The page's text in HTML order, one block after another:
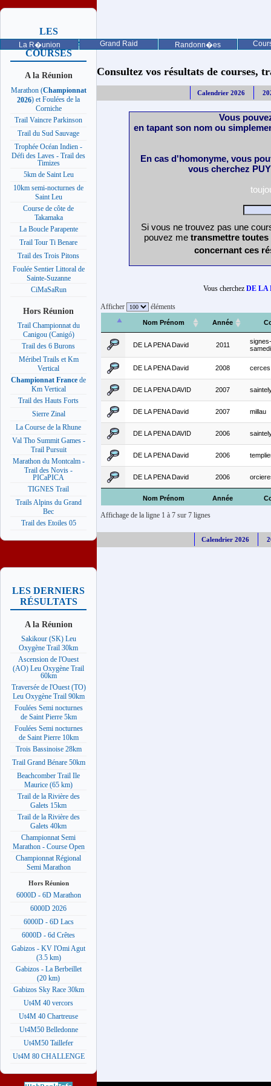
La R�union Grand Raid Randonn�es
LES
PROCHAINES
COURSES
A la Réunion
Marathon (Championnat
2026) et Foulées de la
Corniche
Trail Vaincre Parkinson
Trail du Sud Sauvage
Trophée Océan Indien -
Défi des Laves - Trail des
Timizes
5km de Saint Leu
10km semi-nocturnes de
Saint Leu
Course de côte de
Takamaka
La Boucle Parapente
Trail Tour Ti Benare
Trail des Trois Pitons
Foulée Sentier Littoral de
Sainte-Suzanne
CiMaSaRun
Hors Réunion
Trail Championnat du
Canigou (Canigó)
Trail des 6 Burons
Méribel Trails et Km
Vertical
Championnat France de
Km Vertical
Trail des Hauts Forts
Sierre Zinal
La Course de la Rhune
Val Tho Summit Games -
Trail Pursuit
Marathon du Montcalm -
Trail des Novis -
PICaPICA
TIGNES Trail
Trails Alpins du Grand
Bec
Trail des Etoiles 05
LES DERNIERS
RÉSULTATS
A la Réunion
Sakikour (SK) Leu
Oxygène Trail 30km
Ascension de l'Ouest
(AO) Leu Oxygène Trail
60km
Traversée de l'Ouest (TO)
Leu Oxygène Trail 90km
Foulées Semi nocturnes
de Saint Pierre 5km
Foulées Semi nocturnes
de Saint Pierre 10km
Trois Bassinoise 28km
Trail Grand Bénare 50km
Beachcomber Trail Ile
Maurice (65 km)
Trail de la Rivière des
Galets 15km
Trail de la Rivière des
Galets 40km
Championnat Semi
Marathon - Course Open
Championnat Régional
Semi Marathon
Hors Réunion
6000D - 6D Marathon
6000D 2026
6000D - 6D Lacs
6000D - 6d Crêtes
Gabizos - KV l'Omi Agut
(3.5 km)
Gabizos - La Berbeillet
(20 km)
Gabizos Sky Race 30km
Ut4M 40 vercors
Ut4M 40 Chartreuse
Ut4M50 Belledonne
Ut4M50 Taillefer
Ut4M 80 CHALLENGE
Consultez vos résultats de courses,
Calendrier 2026
Vous
en tapant son nom ou
En cas d'homonyme, vous
vous cherchez
Si vous ne trouvez pas une
pouvez me transmettre
concernant ces
Vous cherchez DE LA
Afficher éléments
Nom Prénom Année
Nom Prénom Année
DE LA PENA David 2011
samedi
DE LA PENA David 2008 cerces
DE LA PENA DAVID 2007
DE LA PENA David 2007 millau
DE LA PENA DAVID 2006
DE LA PENA David 2006
DE LA PENA David 2006
Affichage de la ligne 1 à 7 sur 7 lignes
Calendrier 2026